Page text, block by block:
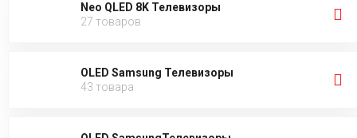
Neo QLED 8K Телевизоры
27 товаров
OLED Samsung Телевизоры
43 товара